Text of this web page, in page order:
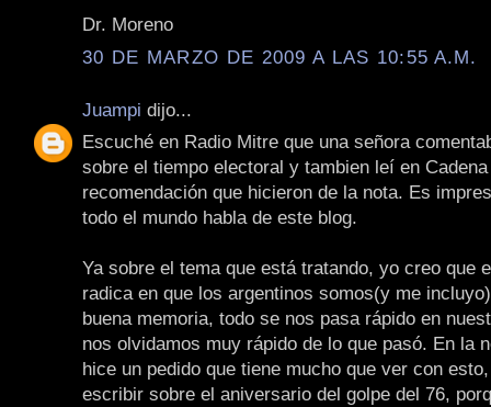
Dr. Moreno
30 DE MARZO DE 2009 A LAS 10:55 A.M.
Juampi dijo...
Escuché en Radio Mitre que una señora
sobre el tiempo electoral y tambien leí en
recomendación que hicieron de la nota. Es
todo el mundo habla de este blog.
Ya sobre el tema que está tratando, yo creo que
radica en que los argentinos somos(y me
buena memoria, todo se nos pasa rápido en
nos olvidamos muy rápido de lo que pasó. En la
hice un pedido que tiene mucho que ver con
escribir sobre el aniversario del golpe del 76,